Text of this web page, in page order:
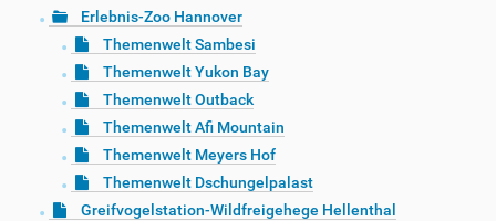
Erlebnis-Zoo Hannover
Themenwelt Sambesi
Themenwelt Yukon Bay
Themenwelt Outback
Themenwelt Afi Mountain
Themenwelt Meyers Hof
Themenwelt Dschungelpalast
Greifvogelstation-Wildfreigehege Hellenthal